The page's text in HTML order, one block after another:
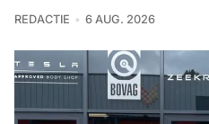
REDACTIE 6 AUG. 2026